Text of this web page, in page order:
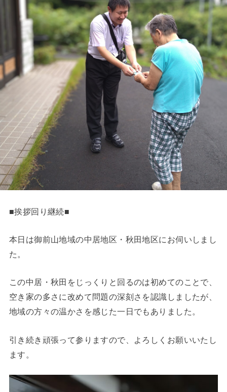
■挨拶回り継続■
本日は御前山地域の中居地区・秋田地区にお伺いしまし
た。
この中居・秋田をじっくりと回るのは初めてのことで、
空き家の多さに改めて問題の深刻さを認識しましたが、
地域の方々の温かさを感じた一日でもありました。
引き続き頑張って参りますので、よろしくお願いいたし
ます。